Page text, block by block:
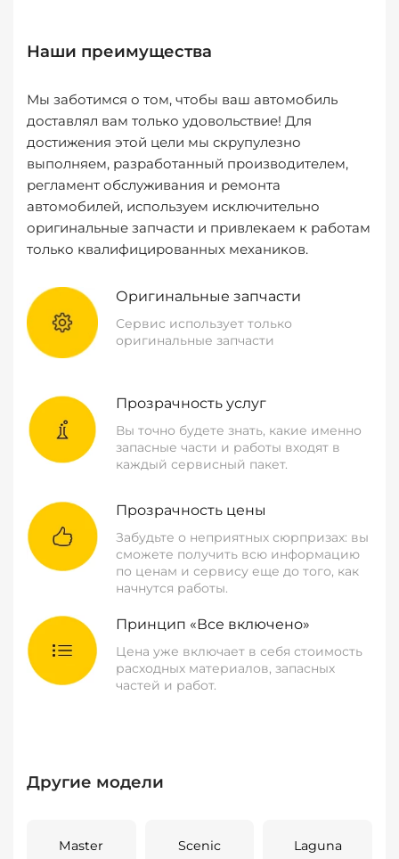
Наши преимущества
Мы заботимся о том, чтобы ваш автомобиль
доставлял вам только удовольствие! Для
достижения этой цели мы скрупулезно
выполняем, разработанный производителем,
регламент обслуживания и ремонта
автомобилей, используем исключительно
оригинальные запчасти и привлекаем к работам
только квалифицированных механиков.
Оригинальные запчасти
Сервис использует только
оригинальные запчасти
Прозрачность услуг
Вы точно будете знать, какие именно
запасные части и работы входят в
каждый сервисный пакет.
Прозрачность цены
Забудьте о неприятных сюрпризах: вы
сможете получить всю информацию
по ценам и сервису еще до того, как
начнутся работы.
Принцип «Все включено»
Цена уже включает в себя стоимость
расходных материалов, запасных
частей и работ.
Другие модели
Master Scenic Laguna